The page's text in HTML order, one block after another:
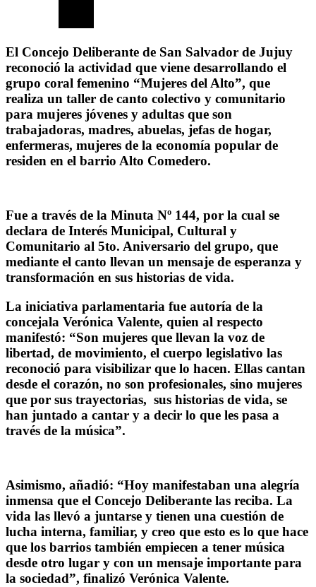
El Concejo Deliberante de San Salvador de Jujuy
reconoció la actividad que viene desarrollando el
grupo coral femenino “Mujeres del Alto”, que
realiza un taller de canto colectivo y comunitario
para mujeres jóvenes y adultas que son
trabajadoras, madres, abuelas, jefas de hogar,
enfermeras, mujeres de la economía popular de
residen en el barrio Alto Comedero.
Fue a través de la Minuta Nº 144, por la cual se
declara de Interés Municipal, Cultural y
Comunitario al 5to. Aniversario del grupo, que
mediante el canto llevan un mensaje de esperanza y
transformación en sus historias de vida.
La iniciativa parlamentaria fue autoría de la
concejala Verónica Valente, quien al respecto
manifestó: “Son mujeres que llevan la voz de
libertad, de movimiento, el cuerpo legislativo las
reconoció para visibilizar que lo hacen. Ellas cantan
desde el corazón, no son profesionales, sino mujeres
que por sus trayectorias, sus historias de vida, se
han juntado a cantar y a decir lo que les pasa a
través de la música”.
Asimismo, añadió: “Hoy manifestaban una alegría
inmensa que el Concejo Deliberante las reciba. La
vida las llevó a juntarse y tienen una cuestión de
lucha interna, familiar, y creo que esto es lo que hace
que los barrios también empiecen a tener música
desde otro lugar y con un mensaje importante para
la sociedad”, finalizó Verónica Valente.